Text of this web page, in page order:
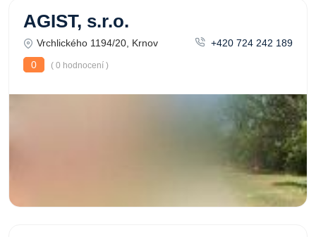
AGIST, s.r.o.
Vrchlického 1194/20, Krnov
+420 724 242 189
0
( 0 hodnocení )